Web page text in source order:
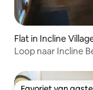
Flat in Incline
Loop naar Incline